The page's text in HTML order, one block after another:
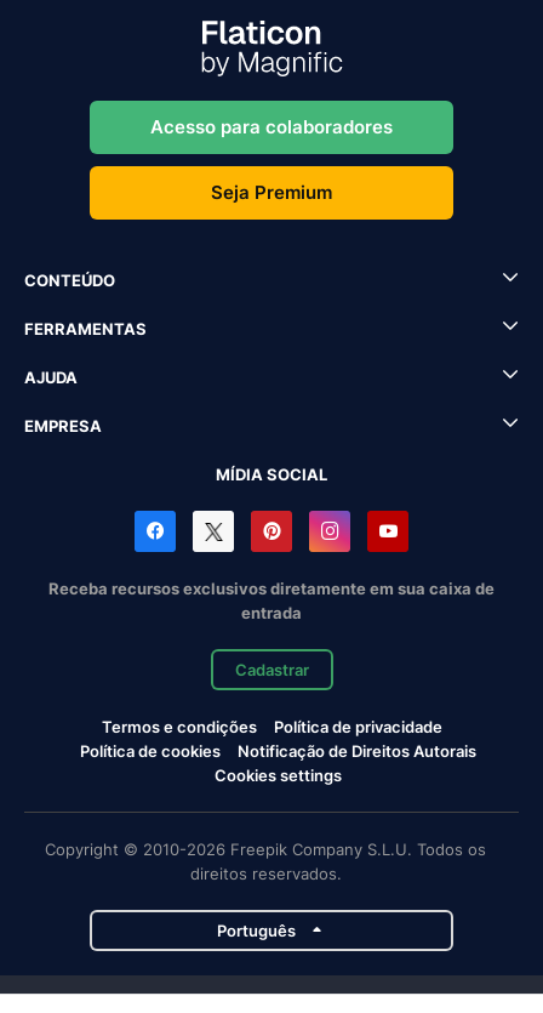
Acesso para colaboradores
Seja Premium
CONTEÚDO
FERRAMENTAS
AJUDA
EMPRESA
MÍDIA SOCIAL
Receba recursos exclusivos diretamente em sua caixa de
entrada
Cadastrar
Termos e condições
Política de privacidade
Política de cookies
Notificação de Direitos Autorais
Cookies settings
Copyright © 2010-2026 Freepik Company S.L.U. Todos os
direitos reservados.
Português